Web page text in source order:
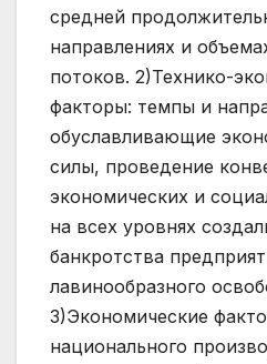
средней
направлениях и
потоков. 2)Технико-
факторы: темпы и
обуславливающие
силы, проведение
экономических и
на всех уровнях
банкротства
лавинообразного
3)Экономические
национального